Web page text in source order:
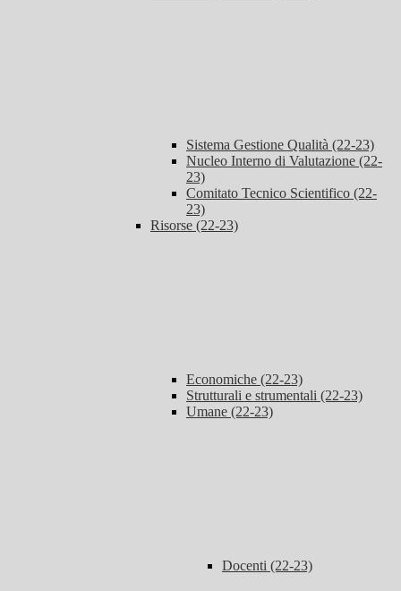
Sistema Gestione Qualità (22-23)
Nucleo Interno di Valutazione (22-
23)
Comitato Tecnico Scientifico (22-
23)
Risorse (22-23)
Economiche (22-23)
Strutturali e strumentali (22-23)
Umane (22-23)
Docenti (22-23)